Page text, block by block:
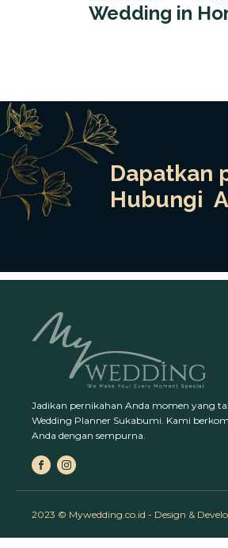
Wedding in
Dapatkan
Hubungi
Jadikan pernikahan Anda momen yang
Wedding Planner Sukabumi. Kami
Anda dengan sempurna.
2023 © Mywedding.co.id - Design &